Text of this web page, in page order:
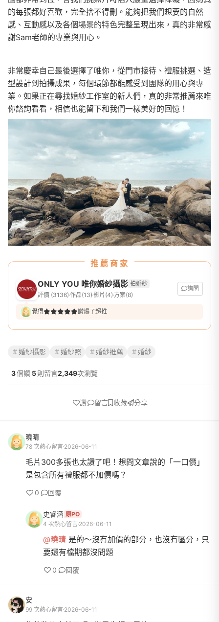
的每張都好喜歡，完全捨不得刪。能夠把我們想要的自然
感、互動感以及各個場景的特色完整呈現出來，真的非常感
謝Sam老師的專業與用心。
非常慶幸自己最後選擇了唯你，從門市接待、禮服挑選、造
型設計到拍攝成果，每個環節都能感受到團隊的用心與專
業。如果正在尋找婚紗工作室的新人們，真的非常推薦來唯
你諮詢看看，相信也能留下和我們一樣美好的回憶！
推薦商家
ONLY YOU 唯你婚紗攝影 拍婚紗
評價 (3136) 作品(13) 影片(4) 方案(8)
詢問
覺得 讚爆了超推
婚紗攝影 婚紗照 婚紗推薦 婚紗
3個讚 5 則留言2,349次瀏覽
讚 留言 收藏 分享
曉晴
78 次熱心留言 2026-06-11
毛片300多張也太讚了吧！想問文章說的「一口價」
是包含所有禮服都不加價嗎？
0 回覆
史睿涵 原PO
4 次熱心留言 2026-06-11
@曉晴 是的～沒有加價的部分，也沒有區分，只
要還有檔期都沒問題
0 回覆
安
99 次熱心留言 2026-06-11